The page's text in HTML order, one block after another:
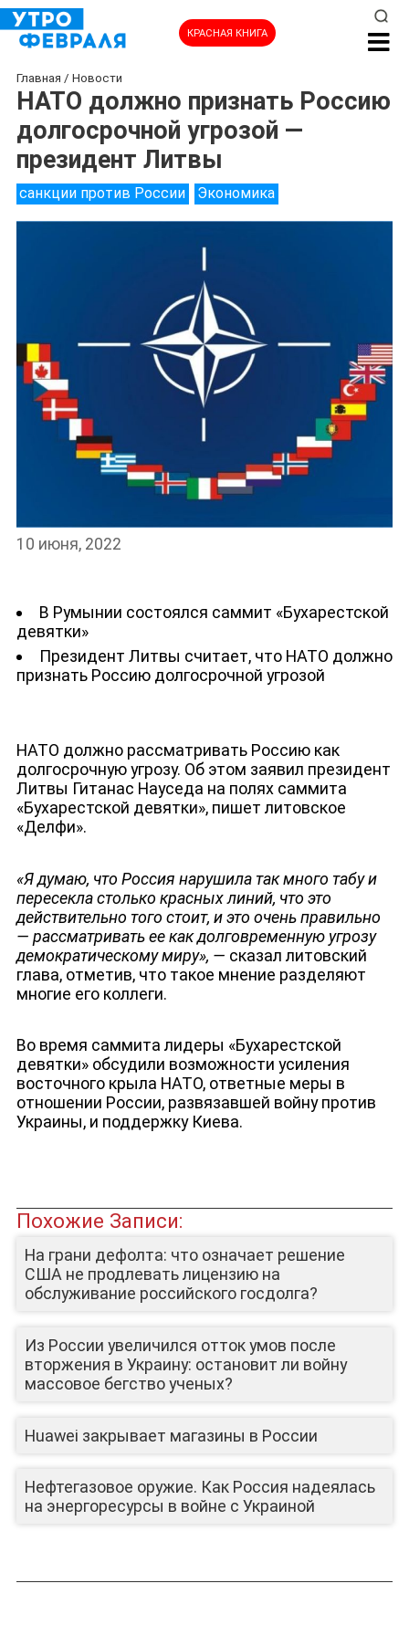
КРАСНАЯ КНИГА
НОВОСТИ
ЮТУБ-КАНАЛ
Главная / Новости
НАТО должно признать Россию
долгосрочной угрозой —
президент Литвы
санкции против России Экономика
10 июня, 2022
В Румынии состоялся саммит «Бухарестской
девятки»
Президент Литвы считает, что НАТО должно
признать Россию долгосрочной угрозой
НАТО должно рассматривать Россию как
долгосрочную угрозу. Об этом заявил президент
Литвы Гитанас Науседа на полях саммита
«Бухарестской девятки», пишет литовское
«Делфи».
«Я думаю, что Россия нарушила так много табу и
пересекла столько красных линий, что это
действительно того стоит, и это очень правильно
— рассматривать ее как долговременную угрозу
демократическому миру», — сказал литовский
глава, отметив, что такое мнение разделяют
многие его коллеги.
Во время саммита лидеры «Бухарестской
девятки» обсудили возможности усиления
восточного крыла НАТО, ответные меры в
отношении России, развязавшей войну против
Украины, и поддержку Киева.
Похожие Записи:
На грани дефолта: что означает решение
США не продлевать лицензию на
обслуживание российского госдолга?
Из России увеличился отток умов после
вторжения в Украину: остановит ли войну
массовое бегство ученых?
Huawei закрывает магазины в России
Нефтегазовое оружие. Как Россия надеялась
на энергоресурсы в войне с Украиной